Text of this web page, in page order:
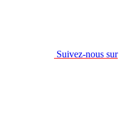
Suivez-nous sur